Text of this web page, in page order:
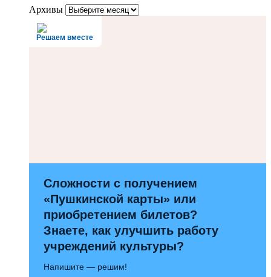
Архивы
Решаем вместе
Сложности с получением
«Пушкинской карты» или
приобретением билетов?
Знаете, как улучшить работу
учреждений культуры?
Напишите — решим!